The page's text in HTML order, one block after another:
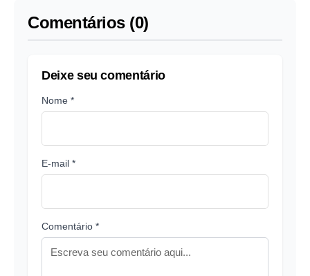
Comentários (0)
Deixe seu comentário
Nome *
E-mail *
Comentário *